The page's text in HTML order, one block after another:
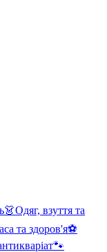
👗Одяг, взуття та
та здоров'я⚽
🐾